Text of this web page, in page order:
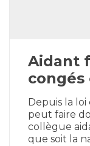
Aidant
congés
Depuis la loi
peut faire
collègue
que soit la